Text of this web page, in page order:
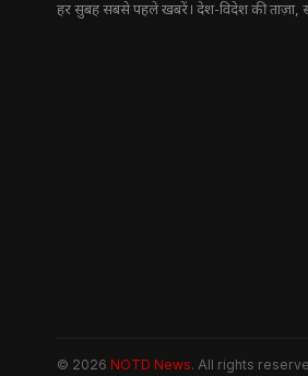
हर सुबह सबसे पहले खबरें। देश-विदेश की ताज़ा,
© 2026 NOTD News. All rights